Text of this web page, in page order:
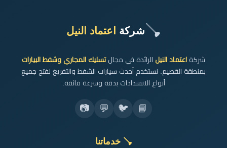
🪠شركة اعتماد النيل
شركة اعتماد النيل الرائدة في مجالتسليك المجاري وشفط البيارات
بمنطقة القصيم. نستخدم أحدث سيارات الشفط والتفريغ لفتح جميع
أنواع الانسدادات بدقة وسرعة فائقة.
📘
🐦
💬
📷
🪠 خدماتنا